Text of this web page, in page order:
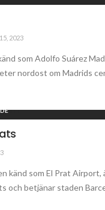
2023
som Adolfo Suárez
nordost om Madrids
känd som El Prat Airport,
och betjänar staden